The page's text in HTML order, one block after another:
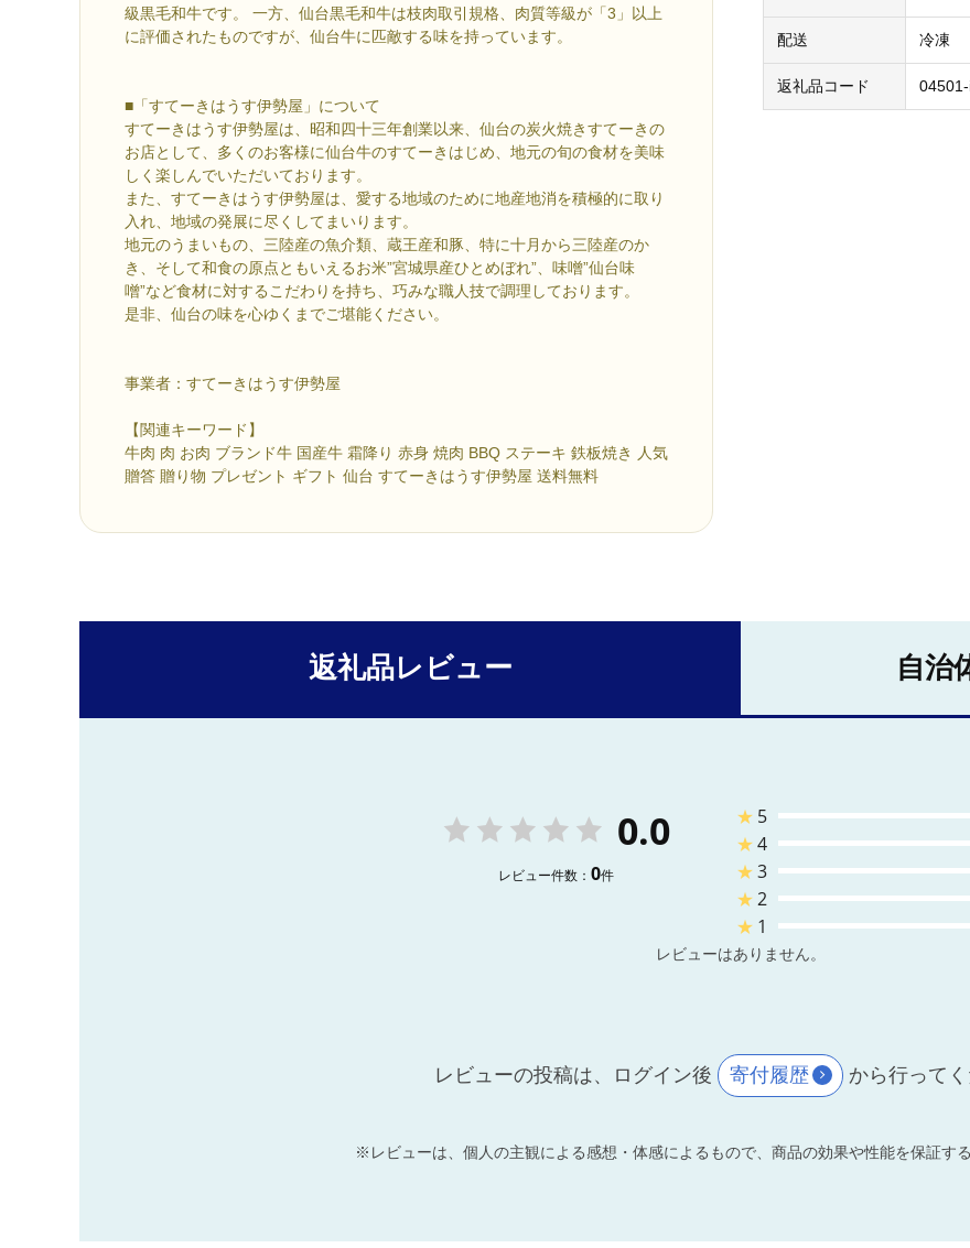
級黒毛和牛です。 一方、仙台黒毛和牛は枝肉取引規格、肉質等級が「3」以上
に評価されたものですが、仙台牛に匹敵する味を持っています。
■「すてーきはうす伊勢屋」について
すてーきはうす伊勢屋は、昭和四十三年創業以来、仙台の炭火焼きすてーきの
お店として、多くのお客様に仙台牛のすてーきはじめ、地元の旬の食材を美味
しく楽しんでいただいております。
また、すてーきはうす伊勢屋は、愛する地域のために地産地消を積極的に取り
入れ、地域の発展に尽くしてまいります。
地元のうまいもの、三陸産の魚介類、蔵王産和豚、特に十月から三陸産のか
き、そして和食の原点ともいえるお米”宮城県産ひとめぼれ”、味噌”仙台味
噌”など食材に対するこだわりを持ち、巧みな職人技で調理しております。
是非、仙台の味を心ゆくまでご堪能ください。
事業者：すてーきはうす伊勢屋
【関連キーワード】
牛肉 肉 お肉 ブランド牛 国産牛 霜降り 赤身 焼肉 BBQ ステーキ 鉄板焼き 人気
贈答 贈り物 プレゼント ギフト 仙台 すてーきはうす伊勢屋 送料無料
配送 冷凍
返礼品コード
返礼品レビュー 自治
0.0
レビュー件数： 0件
★ 5
★4
★3
★2
★ 1
レビューはありません。
レビューの投稿は、ログイン後 寄付履歴 から行ってく
※レビューは、個人の主観による感想・体感によるもので、商品の効果や性能を保証す